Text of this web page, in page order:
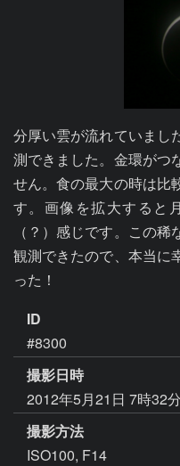
分厚い雲が流れていまし
測できました。金環がつ
せん。食の最大の時は比
す。画像を拡大すると
（？）感じです。この
観測できたので、本当に
った！
ID
#8300
撮影日時
2012年5月21日 7時32
撮影方法
ISO100, F14